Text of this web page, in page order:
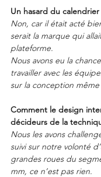
Un hasard du
Non, car il était acté
serait la marque qui
plateforme.
Nous avons eu la
travailler avec les
sur la conception même
Comment le design
décideurs de la
Nous les avons
suivi sur notre volonté
grandes roues du
mm, ce n’est pas rien.